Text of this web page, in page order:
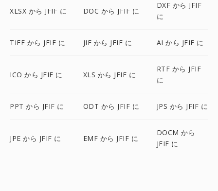
XLSX から JFIF に DOC から JFIF に
DXF から JFIF
に
TIFF から JFIF に JIF から JFIF に AI から JFIF に
ICO から JFIF に XLS から JFIF に
RTF から JFIF
に
PPT から JFIF に ODT から JFIF に JPS から JFIF に
JPE から JFIF に EMF から JFIF に
DOCM から
JFIF に